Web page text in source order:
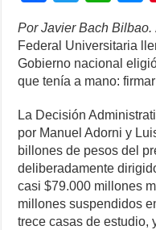
a
c
e
b
o
o
k
wi
tt
er
h
at
s
A
p
p
n
Por Javier Bach Bilbao.
Federal Universitaria
Gobierno nacional
que tenía a mano:
La Decisión
por Manuel Adorni y
billones de pesos del
deliberadamente
casi $79.000 millones
millones suspendidos
trece casas de estudio,